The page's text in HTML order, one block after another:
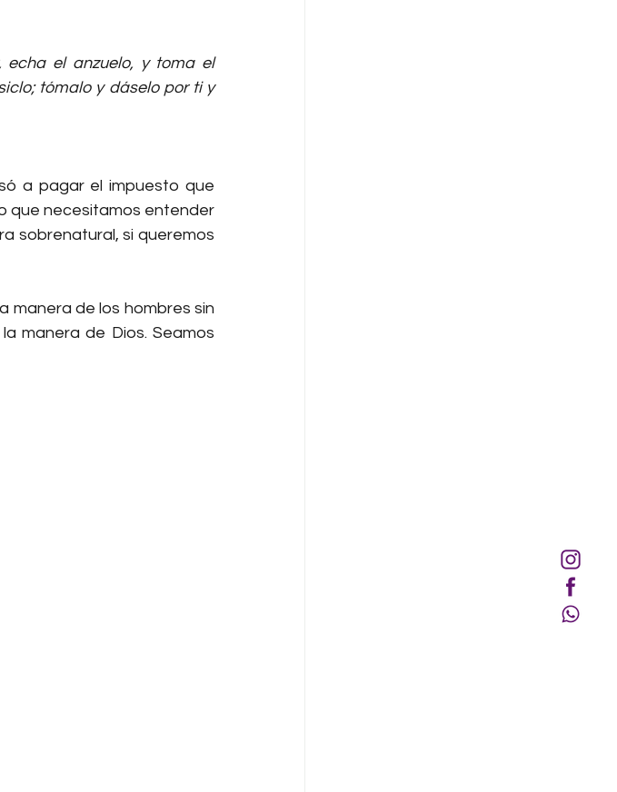
echa el anzuelo, y toma el
tómalo y dáselo por ti y
a pagar el impuesto que
que necesitamos entender
sobrenatural, si queremos
manera de los hombres sin
manera de Dios. Seamos